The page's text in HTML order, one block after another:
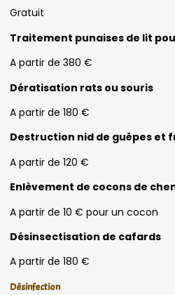
Gratuit
Traitement punaises de lit
A partir de 380 €
Dératisation rats ou souris
A partir de 180 €
Destruction nid de guêpes et
A partir de 120 €
Enlèvement de cocons de
A partir de 10 € pour un cocon
Désinsectisation de cafards
A partir de 180 €
Désinfection